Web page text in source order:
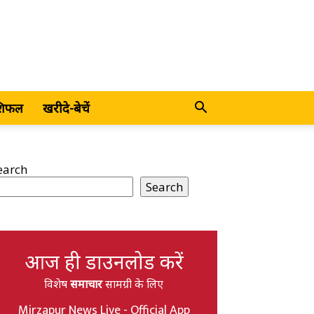
खरीदे-बेचें
Search
आज ही डाउनलोड करें
विशेषसमाचारसामग्री के लिए